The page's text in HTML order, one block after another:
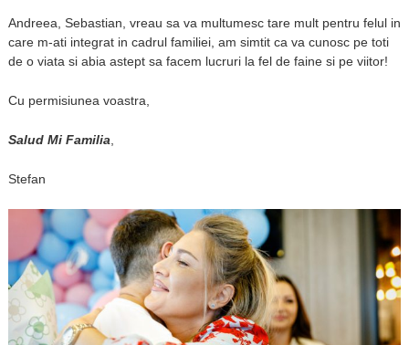
Andreea, Sebastian, vreau sa va multumesc tare mult pentru felul in
care m-ati integrat in cadrul familiei, am simtit ca va cunosc pe toti
de o viata si abia astept sa facem lucruri la fel de faine si pe viitor!
Cu permisiunea voastra,
Salud Mi Familia
Stefan